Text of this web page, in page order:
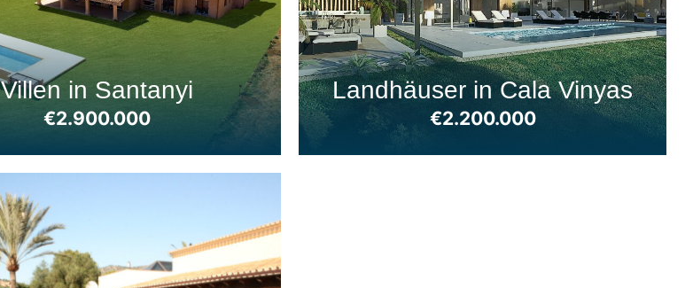
Villen in Santanyi
€2.900.000
Landhäuser in Cala Vinyas
€2.200.000